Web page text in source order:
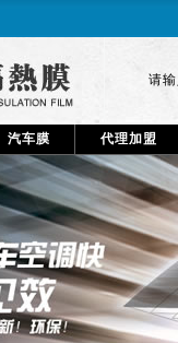
请
汽车膜 代理加盟